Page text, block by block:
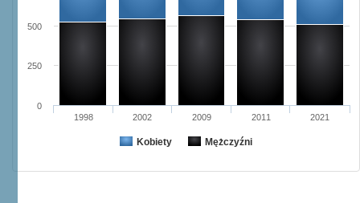
Kobiety Mężczyźni
1998 2002 2009 2011 2021
0
250
500